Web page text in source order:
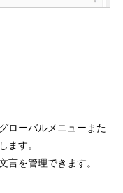
ローバルメニューまた
ます。
言を管理できます。